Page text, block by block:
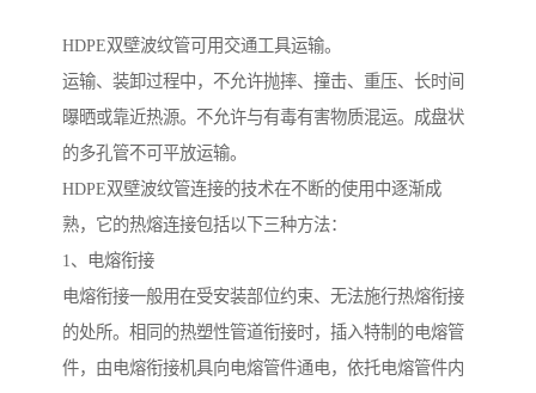
HDPE双壁波纹管可用交通工具运输。
运输、装卸过程中，不允许抛摔、撞击、重压、长时间
曝晒或靠近热源。不允许与有毒有害物质混运。成盘状
的多孔管不可平放运输。
HDPE双壁波纹管连接的技术在不断的使用中逐渐成
熟，它的热熔连接包括以下三种方法：
1、电熔衔接
电熔衔接一般用在受安装部位约束、无法施行热熔衔接
的处所。相同的热塑性管道衔接时，插入特制的电熔管
件，由电熔衔接机具向电熔管件通电，依托电熔管件内